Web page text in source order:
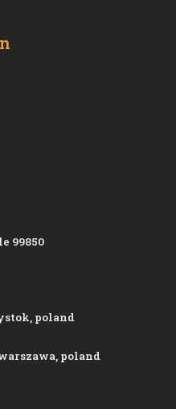
99850
poland
poland